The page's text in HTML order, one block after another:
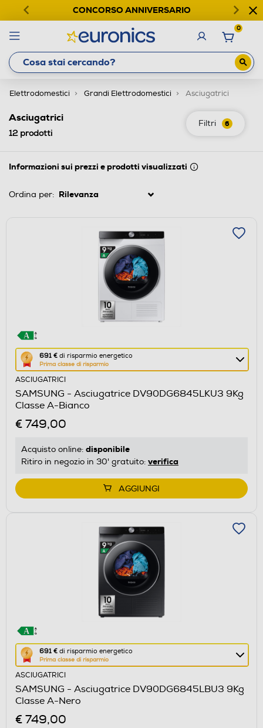
CONCORSO ANNIVERSARIO
0
Elettrodomestici Grandi Elettrodomestici Asciugatrici
Filtri 6
Asciugatrici
12prodotti
Informazioni sui prezzi e prodotti visualizzati
Ordina per:
691 € di risparmio energetico
Prima classe di risparmio
Questa
azione
aprirà
il
Calcolatore
di
energetico
di
Youreko.
ASCIUGATRICI
SAMSUNG - Asciugatrice DV90DG6845LKU3 9Kg
Classe A-Bianco
€ 749,00
Acquisto online: disponibile
Ritiro in negozio in 30' gratuito: verifica
AGGIUNGI
691 € di risparmio energetico
Prima classe di risparmio
Questa
azione
aprirà
il
Calcolatore
di
ASCIUGATRICI
SAMSUNG - Asciugatrice DV90DG6845LBU3 9Kg
Classe A-Nero
€ 749,00